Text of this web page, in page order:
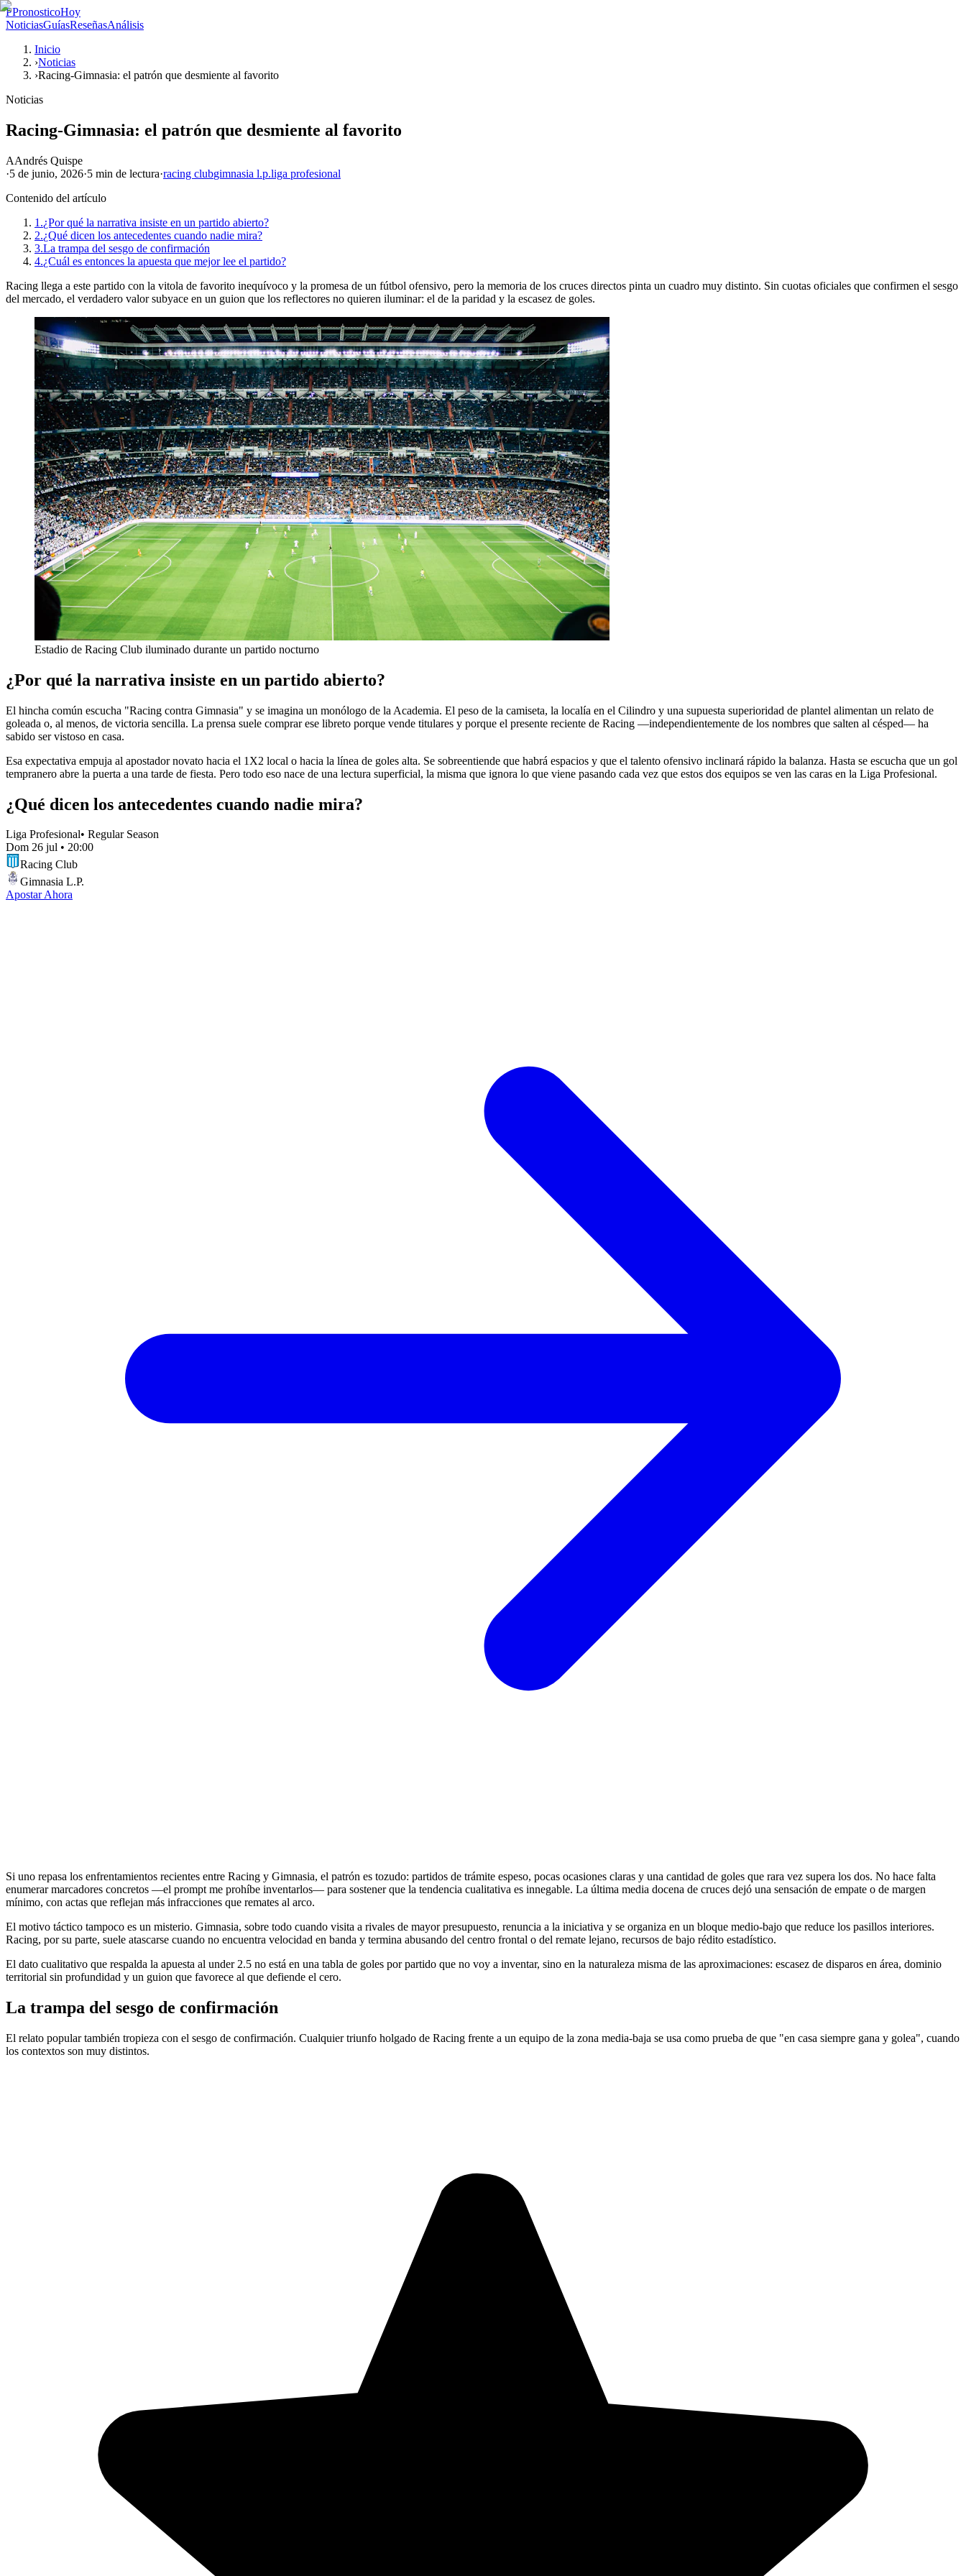
PPronosticoHoy
NoticiasGuíasReseñasAnálisis
Inicio
›Noticias
›Racing-Gimnasia: el patrón que desmiente al favorito
Noticias
Racing-Gimnasia: el patrón que desmiente al favorito
AAndrés Quispe
·5 de junio, 2026·5 min de lectura·racing clubgimnasia l.p.liga profesional
Contenido del artículo
1.¿Por qué la narrativa insiste en un partido abierto?
2.¿Qué dicen los antecedentes cuando nadie mira?
3.La trampa del sesgo de confirmación
4.¿Cuál es entonces la apuesta que mejor lee el partido?
Racing llega a este partido con la vitola de favorito inequívoco y la promesa de un fútbol ofensivo, pero la memoria de los cruces directos pinta un cuadro muy distinto. Sin cuotas oficiales que confirmen el sesgo
del mercado, el verdadero valor subyace en un guion que los reflectores no quieren iluminar: el de la paridad y la escasez de goles.
Estadio de Racing Club iluminado durante un partido nocturno
¿Por qué la narrativa insiste en un partido abierto?
El hincha común escucha "Racing contra Gimnasia" y se imagina un monólogo de la Academia. El peso de la camiseta, la localía en el Cilindro y una supuesta superioridad de plantel alimentan un relato de
goleada o, al menos, de victoria sencilla. La prensa suele comprar ese libreto porque vende titulares y porque el presente reciente de Racing —independientemente de los nombres que salten al césped— ha
sabido ser vistoso en casa.
Esa expectativa empuja al apostador novato hacia el 1X2 local o hacia la línea de goles alta. Se sobreentiende que habrá espacios y que el talento ofensivo inclinará rápido la balanza. Hasta se escucha que un gol
tempranero abre la puerta a una tarde de fiesta. Pero todo eso nace de una lectura superficial, la misma que ignora lo que viene pasando cada vez que estos dos equipos se ven las caras en la Liga Profesional.
¿Qué dicen los antecedentes cuando nadie mira?
Liga Profesional• Regular Season
Dom 26 jul • 20:00
Racing Club
Gimnasia L.P.
Apostar Ahora
Si uno repasa los enfrentamientos recientes entre Racing y Gimnasia, el patrón es tozudo: partidos de trámite espeso, pocas ocasiones claras y una cantidad de goles que rara vez supera los dos. No hace falta
enumerar marcadores concretos —el prompt me prohíbe inventarlos— para sostener que la tendencia cualitativa es innegable. La última media docena de cruces dejó una sensación de empate o de margen
mínimo, con actas que reflejan más infracciones que remates al arco.
El motivo táctico tampoco es un misterio. Gimnasia, sobre todo cuando visita a rivales de mayor presupuesto, renuncia a la iniciativa y se organiza en un bloque medio-bajo que reduce los pasillos interiores.
Racing, por su parte, suele atascarse cuando no encuentra velocidad en banda y termina abusando del centro frontal o del remate lejano, recursos de bajo rédito estadístico.
El dato cualitativo que respalda la apuesta al under 2.5 no está en una tabla de goles por partido que no voy a inventar, sino en la naturaleza misma de las aproximaciones: escasez de disparos en área, dominio
territorial sin profundidad y un guion que favorece al que defiende el cero.
La trampa del sesgo de confirmación
El relato popular también tropieza con el sesgo de confirmación. Cualquier triunfo holgado de Racing frente a un equipo de la zona media-baja se usa como prueba de que "en casa siempre gana y golea", cuando
los contextos son muy distintos.